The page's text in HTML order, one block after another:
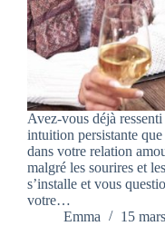
Avez-vous déjà
intuition persistante
dans votre relation
malgré les sourires et
s’installe et vous
votre…
Emma
15